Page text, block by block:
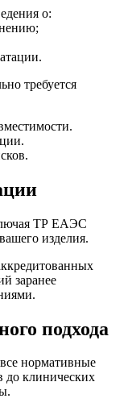
о:
требуется
ТР ЕАЭС
изделия.
заранее
подхода
нормативные
до клинических